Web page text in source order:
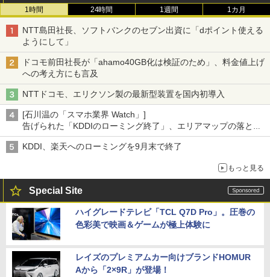
1時間 24時間 1週間 1カ月
NTT島田社長、ソフトバンクのセブン出資に「dポイント使える
ようにして」
ドコモ前田社長が「ahamo40GB化は検証のため」、料金値上げ
への考え方にも言及
NTTドコモ、エリクソン製の最新型装置を国内初導入
[石川温の「スマホ業界 Watch」]
告げられた「KDDIのローミング終了」、エリアマップの落とし
穴と楽天モバイルの課題
KDDI、楽天へのローミングを9月末で終了
もっと見る
Special Site
ハイグレードテレビ「TCL Q7D Pro」。圧巻の
色彩美で映画＆ゲームが極上体験に
レイズのプレミアムカー向けブランドHOMUR
Aから「2×9R」が登場！